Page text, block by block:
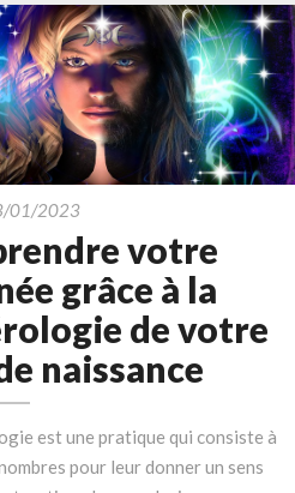
01/2023Comprendre
votre
destinée
grâce
à
la
numérologie
votre
date
votre
grâce à la
de votre
naissance
est une pratique qui consiste à
pour leur donner un sens